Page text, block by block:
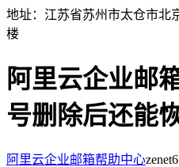
地址：江苏省苏州市太仓市北
楼
阿里云企业邮
号删除后还能
阿里云企业邮箱帮助中心zenet